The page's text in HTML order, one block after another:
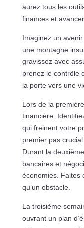
aurez tous les
finances et
Imaginez un
une montagne
gravissez avec
prenez le contrôle
la porte vers une
Lors de la
financière.
qui freinent votre
premier pas
Durant la
bancaires et
économies. Faites
qu’un obstacle.
La troisième
ouvrant un plan